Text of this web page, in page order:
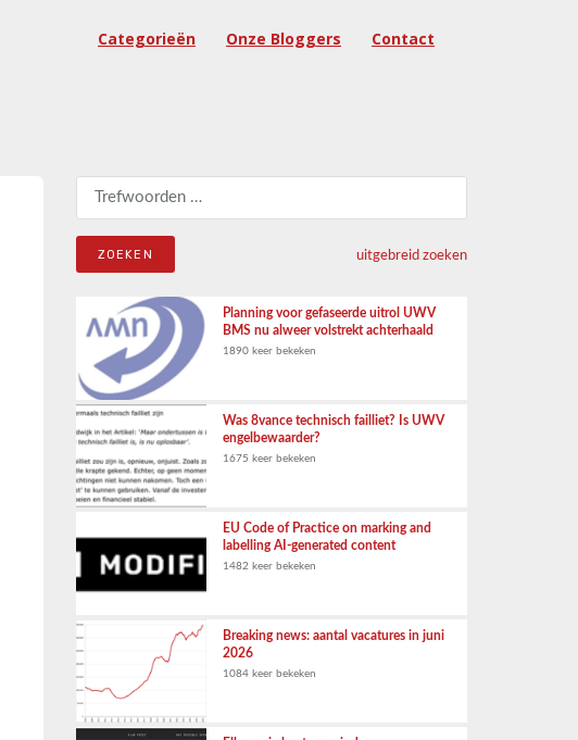
Categorieën Onze Bloggers Contact
Zoeken naar:
uitgebreid zoeken
Planning voor gefaseerde uitrol UWV
BMS nu alweer volstrekt achterhaald
1890 keer bekeken
Was 8vance technisch failliet? Is UWV
engelbewaarder?
1675 keer bekeken
EU Code of Practice on marking and
labelling AI-generated content
1482 keer bekeken
Breaking news: aantal vacatures in juni
2026
1084 keer bekeken